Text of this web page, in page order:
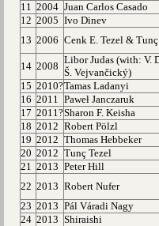
11 2004 Juan Carlos Casado
12 2005 Ivo Dinev
13 2006 Cenk E. Tezel &
14 2008
Libor Judas (with: V.
Š. Vejvančický)
15 2010?Tamas Ladanyi
16 2011 Paweł Janczaruk
17 2011?Sharon F. Keisha
18 2012 Robert Pölzl
19 2012 Thomas Hebbeker
20 2012 Tunç Tezel
21 2013 Peter Hill
22 2013 Robert Nufer
23 2013 Pál Váradi Nagy
24 2013 Shiraishi